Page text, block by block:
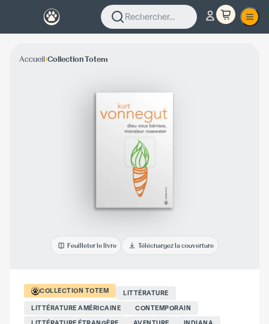
Rechercher...
Accueil›Collection Totem
Feuilleter le livre Téléchargez la couverture
COLLECTION TOTEM
LITTÉRATURE
LITTÉRATURE AMÉRICAINE
CONTEMPORAIN